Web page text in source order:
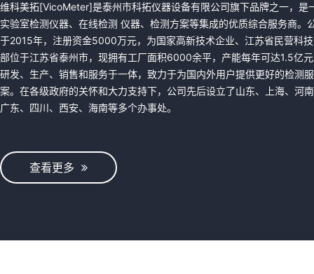
维科美拓[VicoMeter]是泰州市科拓仪器设备有限公司旗下品牌之一，是
实验室检测仪器、在线检测 仪器、检测方案等集成的优质综合服务商。
于2015年，注册资金5000万元，为国家高新技术企业、江苏省民营科
部位于江苏省泰州市，现拥有工厂面积6000余平，产能每年可达1.5亿
研发、生产、销售和服务于一体，致力于为国内外用户提供更好的检测
案。在各级政府的关怀和大力支持下，公司先后设立了山东、上海、河
广东、四川、西安、海南等多个办事处。
查看更多